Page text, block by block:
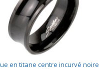
en titane centre incurvé noire